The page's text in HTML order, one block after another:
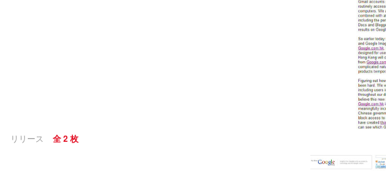
リリース 全 2 枚